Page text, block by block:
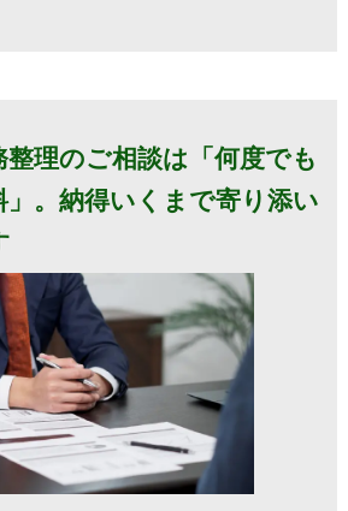
整理のご相談は「何度でも
」。納得いくまで寄り添い